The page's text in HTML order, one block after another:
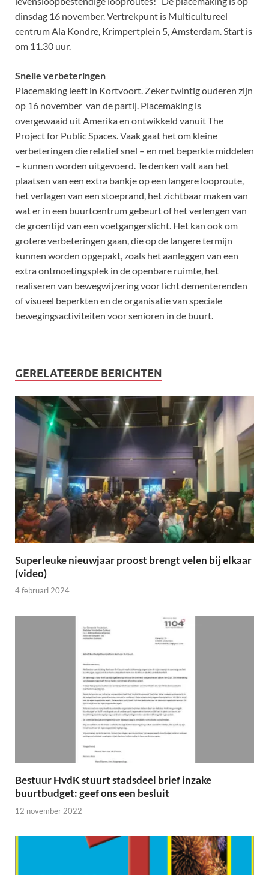
dinsdag 16 november. Vertrekpunt is Multicultureel
centrum Ala Kondre, Krimpertplein 5, Amsterdam. Start is
om 11.30 uur.
Snelle verbeteringen
Placemaking leeft in Kortvoort. Zeker twintig ouderen zijn
op 16 november van de partij. Placemaking is
overgewaaid uit Amerika en ontwikkeld vanuit The
Project for Public Spaces. Vaak gaat het om kleine
verbeteringen die relatief snel – en met beperkte middelen
– kunnen worden uitgevoerd. Te denken valt aan het
plaatsen van een extra bankje op een langere looproute,
het verlagen van een stoeprand, het zichtbaar maken van
wat er in een buurtcentrum gebeurt of het verlengen van
de groentijd van een voetgangerslicht. Het kan ook om
grotere verbeteringen gaan, die op de langere termijn
kunnen worden opgepakt, zoals het aanleggen van een
extra ontmoetingsplek in de openbare ruimte, het
realiseren van bewegwijzering voor licht dementerenden
of visueel beperkten en de organisatie van speciale
bewegingsactiviteiten voor senioren in de buurt.
GERELATEERDE BERICHTEN
Superleuke nieuwjaar proost brengt velen bij elkaar
(video)
4 februari 2024
Bestuur HvdK stuurt stadsdeel brief inzake
buurtbudget: geef ons een besluit
12 november 2022